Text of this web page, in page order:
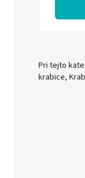
Pri tejto
krabice,